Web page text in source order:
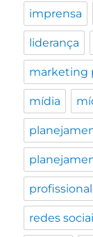
imprensa
liderança
marketing
mídia
redes